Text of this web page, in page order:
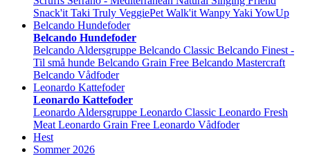
Snack'it Taki Truly VeggiePet Walk'it WanpyYaki YowUp
Belcando Hundefoder
Belcando Hundefoder
Belcando Aldersgruppe Belcando Classic Belcando Finest -
Til små hunde Belcando Grain Free Belcando Mastercraft
Belcando Vådfoder
Leonardo Kattefoder
Leonardo Kattefoder
Leonardo Aldersgruppe Leonardo Classic Leonardo Fresh
Meat Leonardo Grain Free Leonardo Vådfoder
Hest
Sommer 2026